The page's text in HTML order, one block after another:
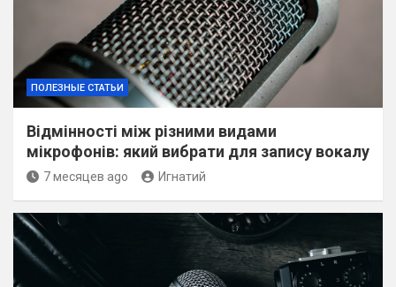
ПОЛЕЗНЫЕ СТАТЬИ
Відмінності між різними видами
мікрофонів: який вибрати для запису вокалу
7 месяцев ago Игнатий